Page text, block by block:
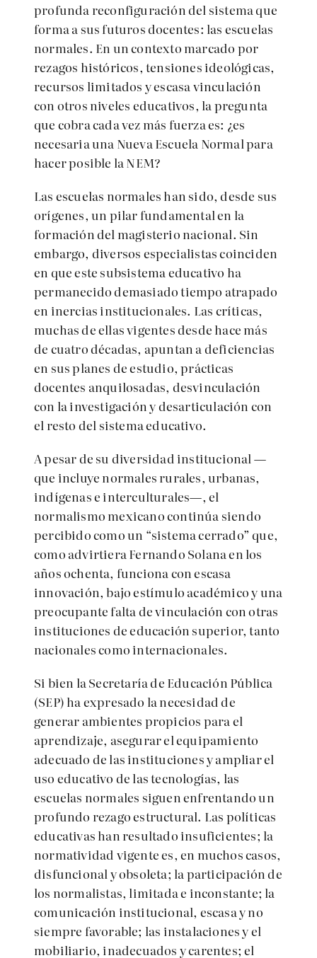
profunda reconfiguración del sistema que
forma a sus futuros docentes: las escuelas
normales. En un contexto marcado por
rezagos históricos, tensiones ideológicas,
recursos limitados y escasa vinculación
con otros niveles educativos, la pregunta
que cobra cada vez más fuerza es: ¿es
necesaria una Nueva Escuela Normal para
hacer posible la NEM?
Las escuelas normales han sido, desde sus
orígenes, un pilar fundamental en la
formación del magisterio nacional. Sin
embargo, diversos especialistas coinciden
en que este subsistema educativo ha
permanecido demasiado tiempo atrapado
en inercias institucionales. Las críticas,
muchas de ellas vigentes desde hace más
de cuatro décadas, apuntan a deficiencias
en sus planes de estudio, prácticas
docentes anquilosadas, desvinculación
con la investigación y desarticulación con
el resto del sistema educativo.
A pesar de su diversidad institucional —
que incluye normales rurales, urbanas,
indígenas e interculturales—, el
normalismo mexicano continúa siendo
percibido como un “sistema cerrado” que,
como advirtiera Fernando Solana en los
años ochenta, funciona con escasa
innovación, bajo estímulo académico y una
preocupante falta de vinculación con otras
instituciones de educación superior, tanto
nacionales como internacionales.
Si bien la Secretaría de Educación Pública
(SEP) ha expresado la necesidad de
generar ambientes propicios para el
aprendizaje, asegurar el equipamiento
adecuado de las instituciones y ampliar el
uso educativo de las tecnologías, las
escuelas normales siguen enfrentando un
profundo rezago estructural. Las políticas
educativas han resultado insuficientes; la
normatividad vigente es, en muchos casos,
disfuncional y obsoleta; la participación de
los normalistas, limitada e inconstante; la
comunicación institucional, escasa y no
siempre favorable; las instalaciones y el
mobiliario, inadecuados y carentes; el